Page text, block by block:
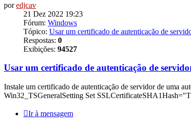
poredjcav
21 Dez 2022 19:23
Fórum: Windows
Tópico: Usar um certificado de autenticação de
Respostas: 0
Exibições: 94527
Usar um certificado de autenticação de
Instale um certificado de autenticação de servidor de uma
Win32_TSGeneralSetting Set
Ir à mensagem